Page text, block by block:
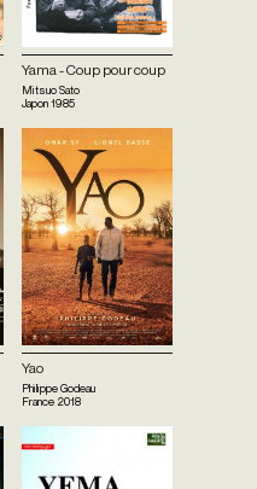
Yama - Coup pour coup
Mitsuo Sato
Japon1985
Yao
Philippe Godeau
France 2018